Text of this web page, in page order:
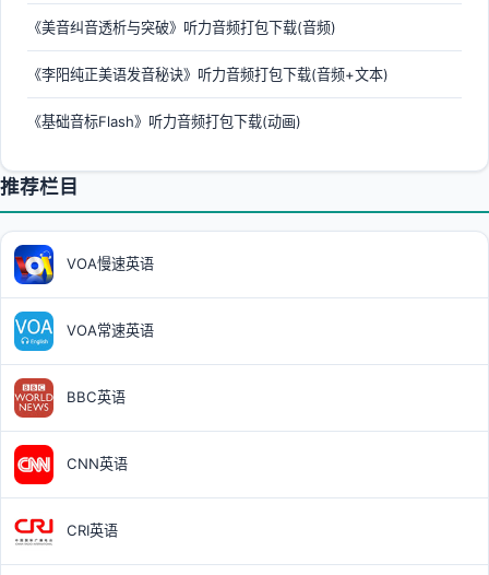
《美音纠音透析与突破》听力音频打包下载(音频)
《李阳纯正美语发音秘诀》听力音频打包下载(音频+文本)
《基础音标Flash》听力音频打包下载(动画)
推荐栏目
VOA慢速英语
VOA常速英语
BBC英语
CNN英语
CRI英语